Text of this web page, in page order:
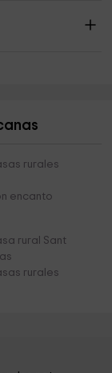
rurales
encanto
rural Sant
rurales